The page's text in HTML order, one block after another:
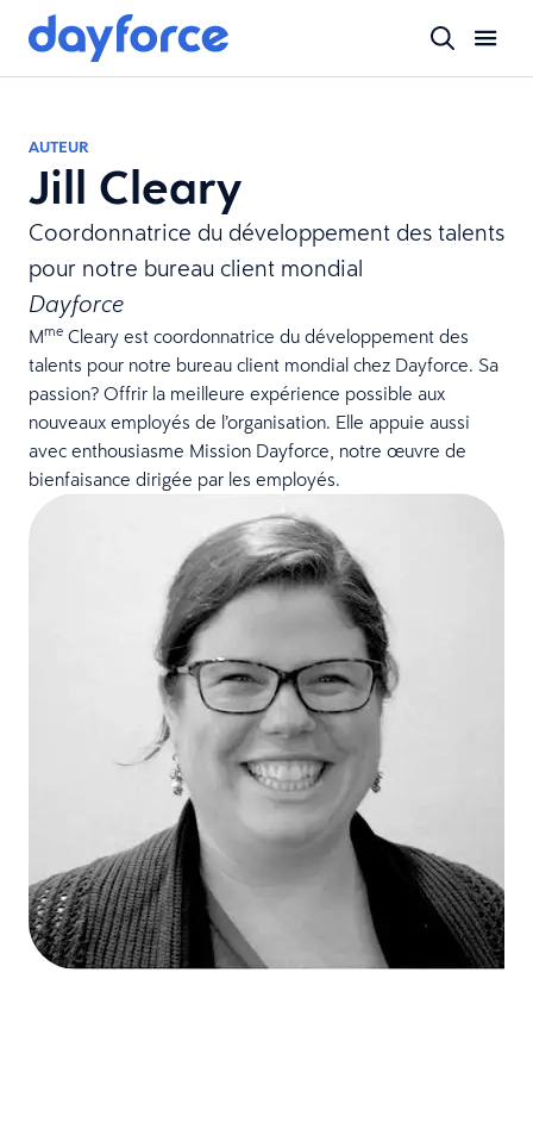
AUTEUR
Jill Cleary
Coordonnatrice du développement des talents
pour notre bureau client mondial
Dayforce
Mme Cleary est coordonnatrice du développement des
talents pour notre bureau client mondial chez Dayforce. Sa
passion? Offrir la meilleure expérience possible aux
nouveaux employés de l’organisation. Elle appuie aussi
avec enthousiasme Mission Dayforce, notre œuvre de
bienfaisance dirigée par les employés.